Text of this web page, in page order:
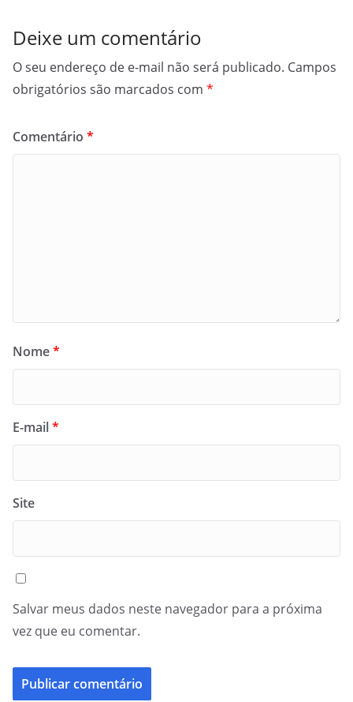
Deixe um comentário
O seu endereço de e-mail não será publicado. Campos
obrigatórios são marcados com *
Comentário *
Nome*
E-mail*
Site
Salvar meus dados neste navegador para a próxima
vez que eu comentar.